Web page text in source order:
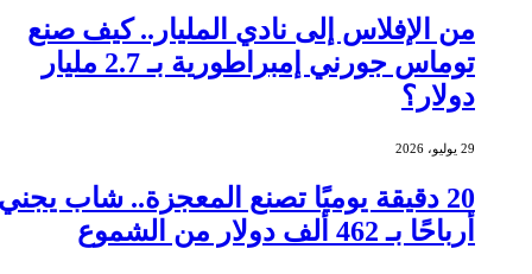
من الإفلاس إلى نادي المليار.. كيف صنع
توماس جورني إمبراطورية بـ 2.7 مليار
دولار؟
29 يوليو، 2026
20 دقيقة يوميًا تصنع المعجزة.. شاب يجني
أرباحًا بـ 462 ألف دولار من الشموع